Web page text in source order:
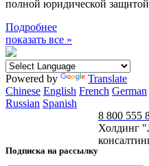
полной юридической
Подробнее
показать все »
Powered by
Translate
Chinese English French German
Russian Spanish
Подписка на рассылку
8 800 555
Холдинг